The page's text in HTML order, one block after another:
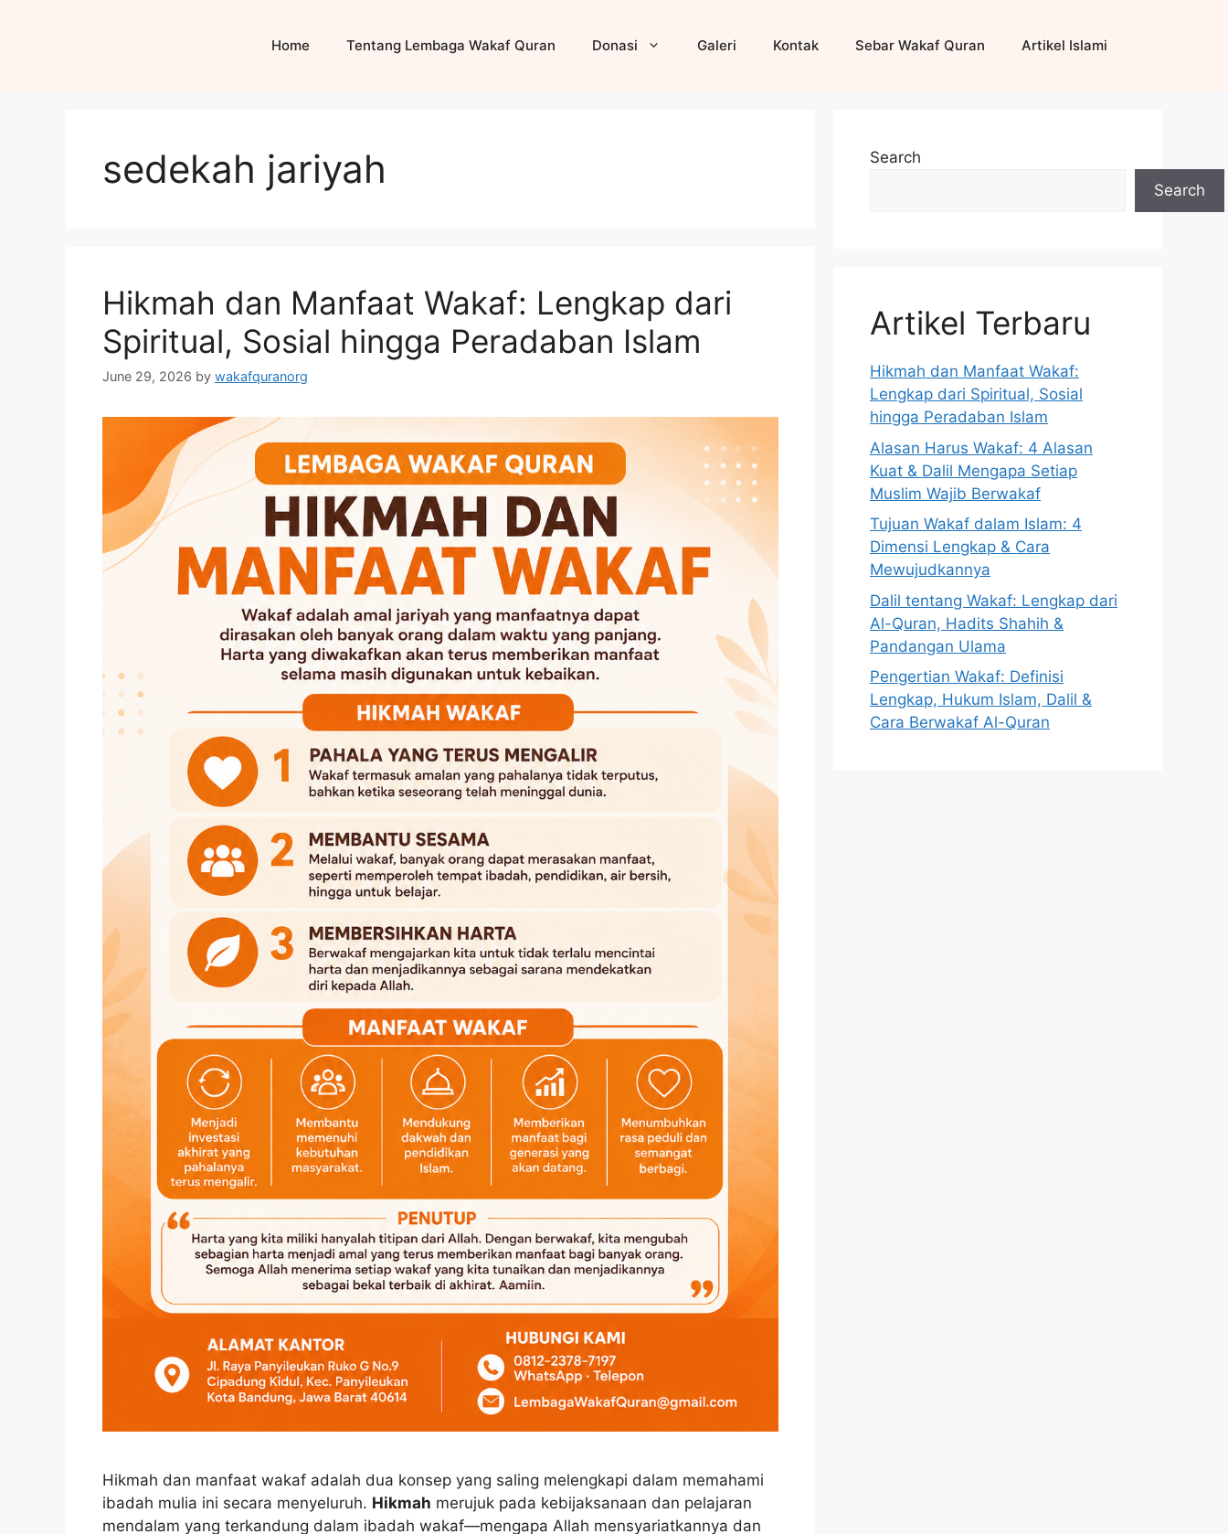
Home Tentang Lembaga Wakaf Quran Donasi Galeri Kontak Sebar Wakaf Quran Artikel Islami
sedekah jariyah
Hikmah dan Manfaat Wakaf: Lengkap dari
Spiritual, Sosial hingga Peradaban Islam
June 29, 2026 by wakafquranorg
Hikmah dan manfaat wakaf adalah dua konsep yang saling melengkapi dalam memahami
ibadah mulia ini secara menyeluruh. Hikmah merujuk pada kebijaksanaan dan pelajaran
mendalam yang terkandung dalam ibadah wakaf—mengapa Allah mensyariatkannya dan
Search
Search
Artikel Terbaru
Hikmah dan Manfaat Wakaf:
Lengkap dari Spiritual, Sosial
hingga Peradaban Islam
Alasan Harus Wakaf: 4 Alasan
Kuat & Dalil Mengapa Setiap
Muslim Wajib Berwakaf
Tujuan Wakaf dalam Islam: 4
Dimensi Lengkap & Cara
Mewujudkannya
Dalil tentang Wakaf: Lengkap dari
Al-Quran, Hadits Shahih &
Pandangan Ulama
Pengertian Wakaf: Definisi
Lengkap, Hukum Islam, Dalil &
Cara Berwakaf Al-Quran